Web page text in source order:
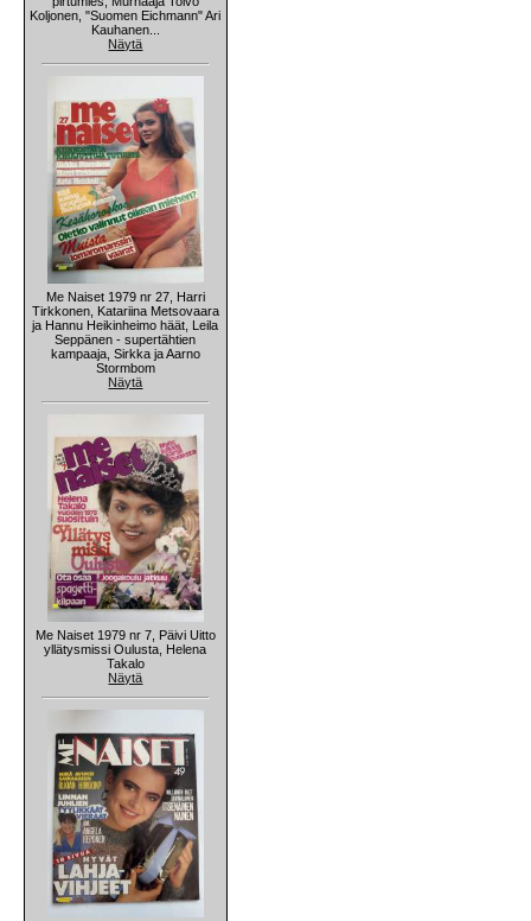
Koljonen, "Suomen Eichmann" Ari
Kauhanen...
Näytä
Me Naiset 1979 nr 27, Harri
Tirkkonen, Katariina Metsovaara
ja Hannu Heikinheimo häät, Leila
Seppänen - supertähtien
kampaaja, Sirkka ja Aarno
Stormbom
Näytä
Me Naiset 1979 nr 7, Päivi Uitto
yllätysmissi Oulusta, Helena
Takalo
Näytä